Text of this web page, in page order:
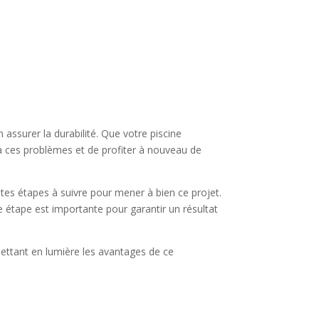
la durabilité. Que votre piscine
ces problèmes et de profiter à nouveau de
étapes à suivre pour mener à bien ce projet.
étape est importante pour garantir un résultat
en lumière les avantages de ce